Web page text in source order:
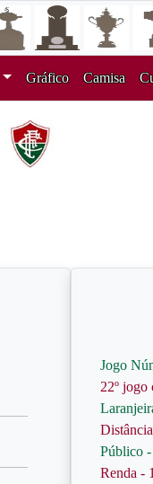
Gráfico Camisa
Jogo
22º jogo
Público
Renda -